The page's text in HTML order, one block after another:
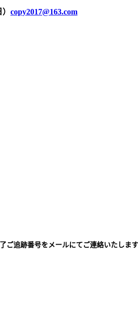
copy2017@163.com
ご追跡番号をメールにてご連絡いたしま